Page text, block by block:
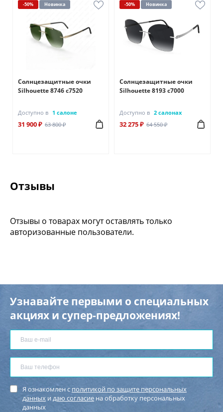
-50% Новинка
Солнцезащитные очки
Silhouette 8746 с7520
Доступно в 1 салоне
31 900 ₽ 63 800 ₽
-50% Новинка
Солнцезащитные очки
Silhouette 8193 с7000
Доступно в 2 салонах
32 275 ₽ 64 550 ₽
Отзывы
Отзывы о товарах могут оставлять только
авторизованные пользователи.
Узнавайте первыми о специальных
акциях и супер-предложениях!
Я ознакомлен с политикой по защите персональных
данных и даю согласие на обработку персональных
данных